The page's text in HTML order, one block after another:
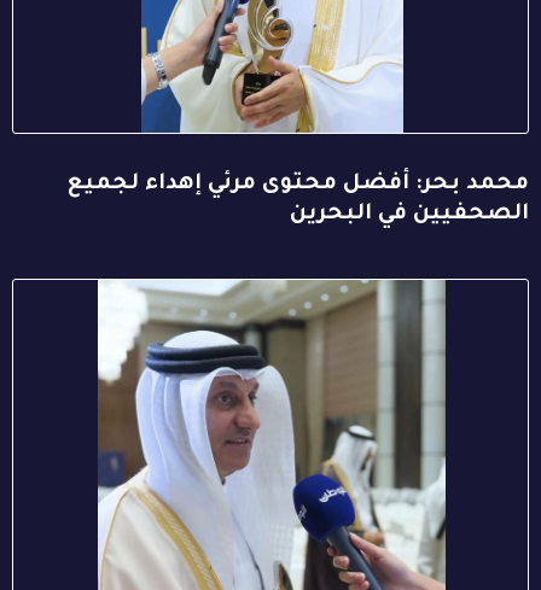
محمد بحر: أفضل محتوى مرئي إهداء لجميع
الصحفيين في البحرين